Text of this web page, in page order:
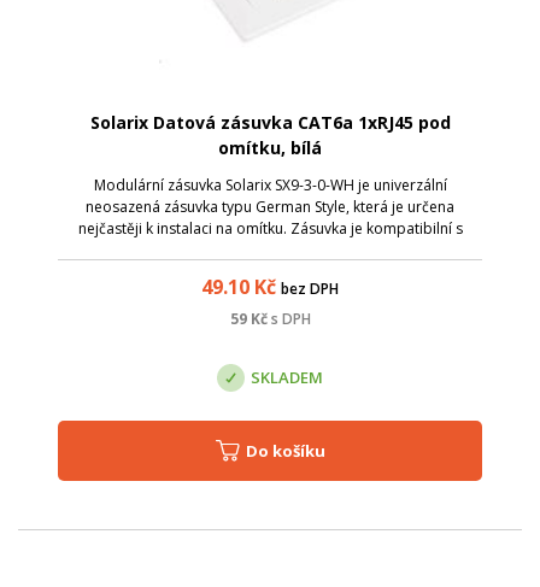
Solarix Datová zásuvka CAT6a 1xRJ45 pod
omítku, bílá
Modulární zásuvka Solarix SX9-3-0-WH je univerzální
neosazená zásuvka typu German Style, která je určena
nejčastěji k instalaci na omítku. Zásuvka je kompatibilní s
49.10 Kč bez DPH
59Kč s DPH
SKLADEM
Do košíku